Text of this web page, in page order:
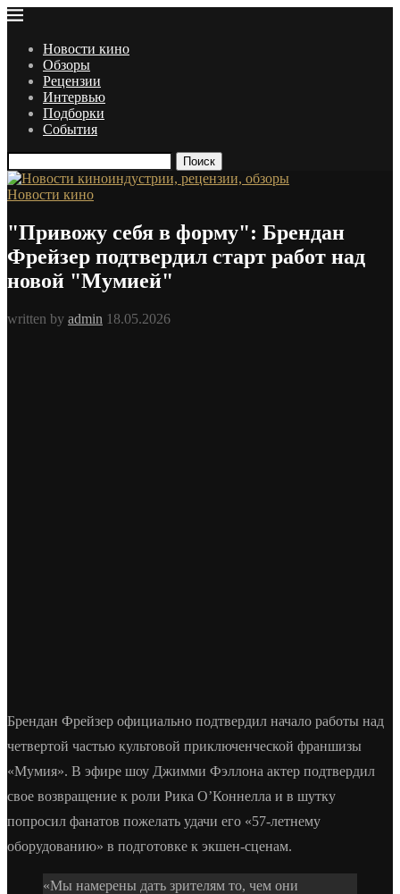
Новости кино
Обзоры
Рецензии
Интервью
Подборки
События
Поиск
Новости кино
"Привожу себя в форму": Брендан
Фрейзер подтвердил старт работ над
новой "Мумией"
written by admin 18.05.2026
Брендан Фрейзер официально подтвердил начало работы над
четвертой частью культовой приключенческой франшизы
«Мумия». В эфире шоу Джимми Фэллона актер подтвердил
свое возвращение к роли Рика О’Коннелла и в шутку
попросил фанатов пожелать удачи его «57-летнему
оборудованию» в подготовке к экшен-сценам.
«Мы намерены дать зрителям то, чем они